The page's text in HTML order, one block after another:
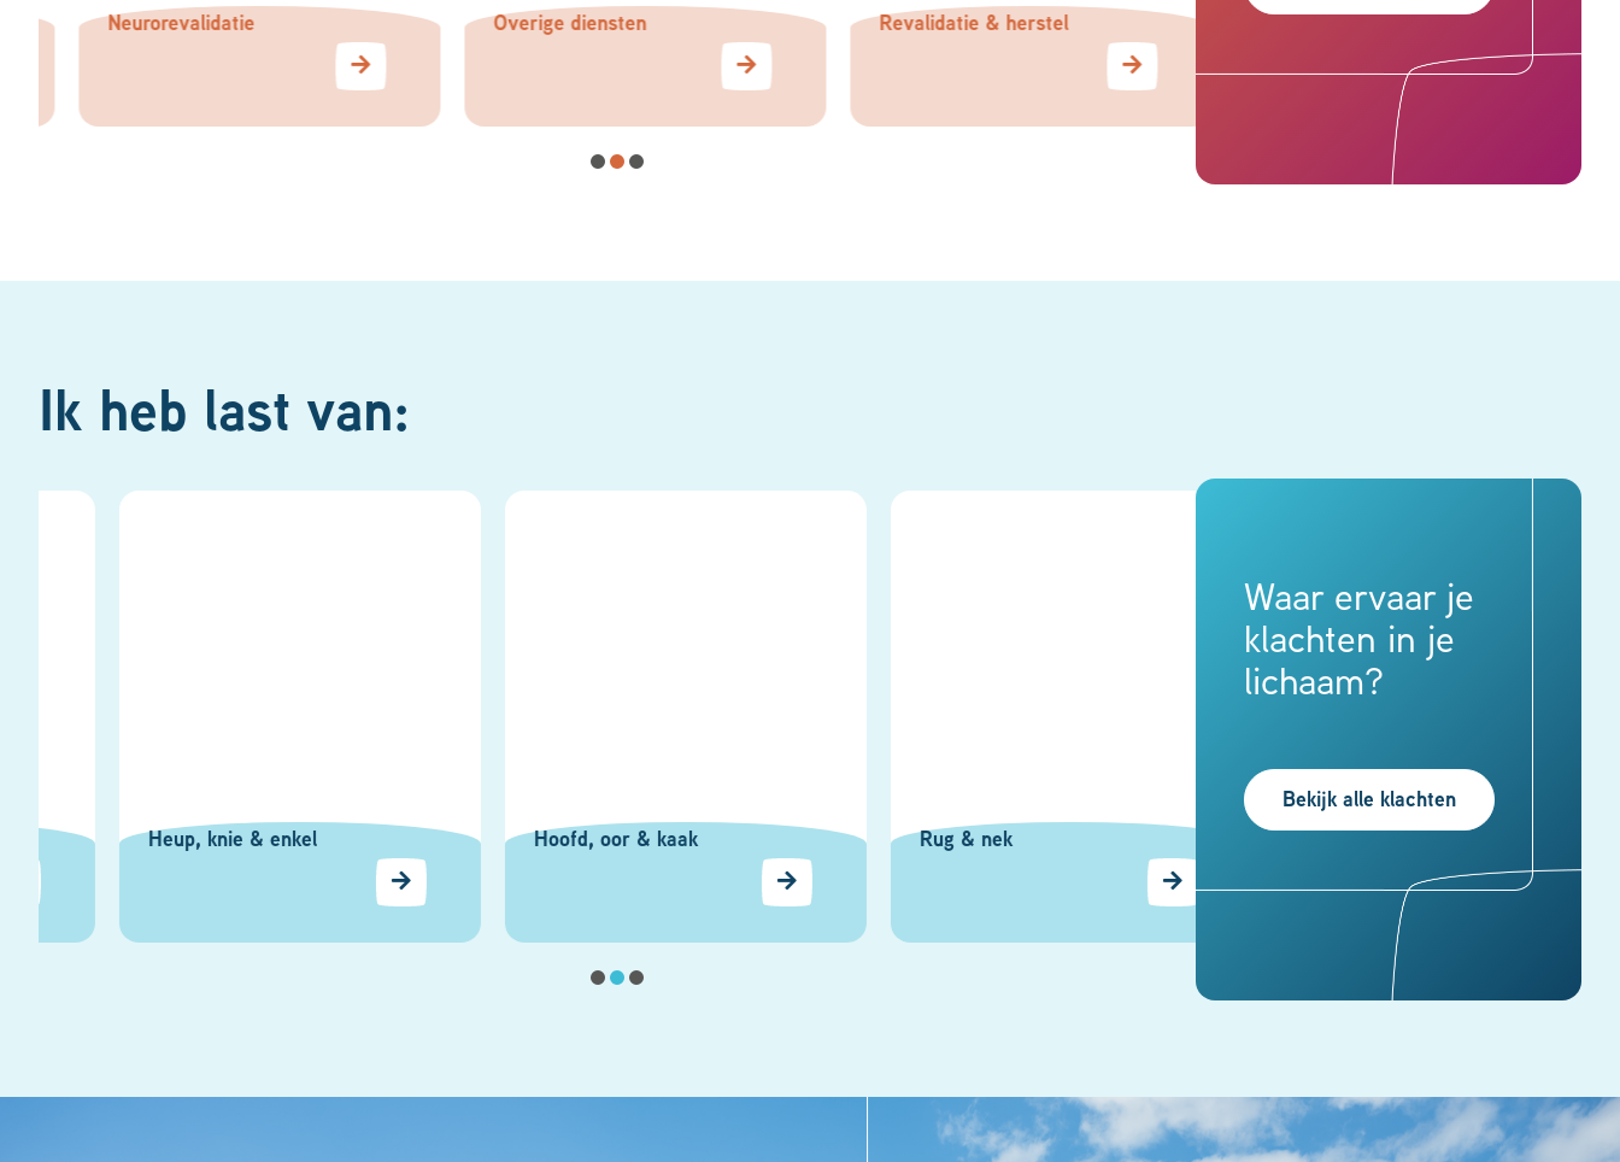
Neurorevalidatie Overige diensten Revalidatie & herstel Sportfysiotherapie
Ik heb last van:
Heup, knie & enkel Hoofd, oor & kaak Rug & nek
Schouder, elleboog &
Waar ervaar je
klachten in je
lichaam?
Bekijk alle klachten